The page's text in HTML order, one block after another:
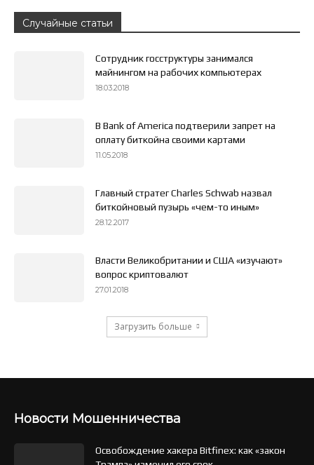
Случайные статьи
Сотрудник госструктуры занимался
майнингом на рабочих компьютерах
18.03.2018
В Bank of America подтверили запрет на
оплату биткойна своими картами
11.05.2018
Главный стратег Charles Schwab назвал
биткойновый пузырь «чем-то иным»
28.12.2017
Власти Великобритании и США «изучают»
вопрос криптовалют
27.01.2018
Загрузить больше
Новости Мошенничества
Освобождение хакера Bitfinex: как «закон